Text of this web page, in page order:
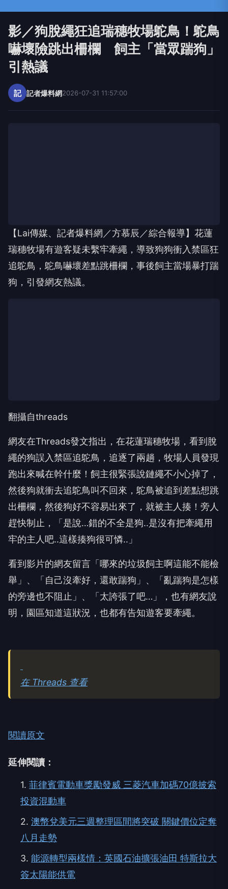
影／狗脫繩狂追瑞穗牧場鴕鳥！鴕鳥
嚇壞險跳出柵欄 飼主「當眾踹狗」
引熱議
記 記者爆料網2026-07-31 11:57:00
【Lai傳媒、記者爆料網／方慕辰／綜合報導】花蓮
瑞穗牧場有遊客疑未繫牢牽繩，導致狗狗衝入禁區狂
追鴕鳥，鴕鳥嚇壞差點跳柵欄，事後飼主當場暴打踹
狗，引發網友熱議。
翻攝自threads
網友在Threads發文指出，在花蓮瑞穗牧場，看到脫
繩的狗誤入禁區追鴕鳥，追逐了兩趟，牧場人員發現
跑出來喊在幹什麼！飼主很緊張說鏈繩不小心掉了，
然後狗就衝去追鴕鳥叫不回來，鴕鳥被追到差點想跳
出柵欄，然後狗好不容易出來了，就被主人揍！旁人
趕快制止，「是說…錯的不全是狗..是沒有把牽繩用
牢的主人吧..這樣揍狗很可憐..」
看到影片的網友留言「哪來的垃圾飼主啊這能不能檢
舉」、「自己沒牽好，還敢踹狗」、「亂踹狗是怎樣
的旁邊也不阻止」、「太誇張了吧…」，也有網友說
明，園區知道這狀況，也都有告知遊客要牽繩。
在 Threads 查看
閱讀原文
延伸閱讀：
1. 菲律賓電動車獎勵發威 三菱汽車加碼70億披索
投資混動車
2. 澳幣兌美元三週整理區間將突破 關鍵價位定奪
八月走勢
3. 能源轉型兩樣情：英國石油擴張油田 特斯拉大
簽太陽能供電